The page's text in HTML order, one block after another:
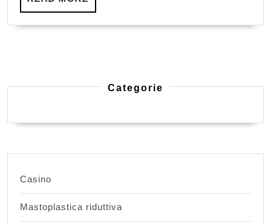
MORE
Categorie
Casino
Mastoplastica riduttiva